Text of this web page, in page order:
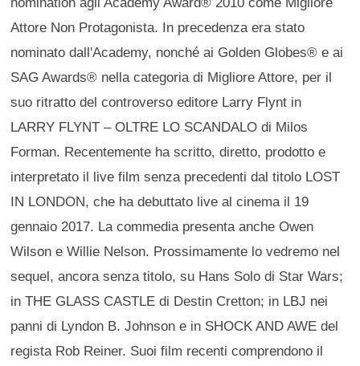
Attore Non Protagonista. In precedenza era stato
nominato dall'Academy, nonché ai Golden Globes® e ai
SAG Awards® nella categoria di Migliore Attore, per il
suo ritratto del controverso editore Larry Flynt in
LARRY FLYNT – OLTRE LO SCANDALO di Milos
Forman. Recentemente ha scritto, diretto, prodotto e
interpretato il live film senza precedenti dal titolo LOST
IN LONDON, che ha debuttato live al cinema il 19
gennaio 2017. La commedia presenta anche Owen
Wilson e Willie Nelson. Prossimamente lo vedremo nel
sequel, ancora senza titolo, su Hans Solo di Star Wars;
in THE GLASS CASTLE di Destin Cretton; in LBJ nei
panni di Lyndon B. Johnson e in SHOCK AND AWE del
regista Rob Reiner. Suoi film recenti comprendono il